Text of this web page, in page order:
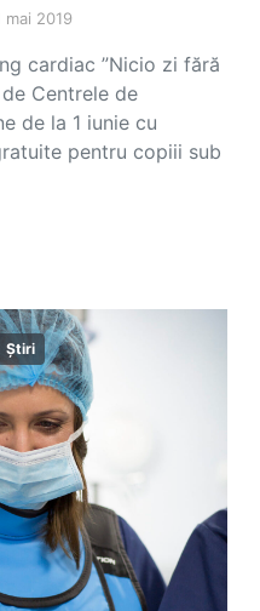
mai 2019
cardiac ”Nicio zi fără
Centrele de
de la 1 iunie cu
pentru copiii sub
Știri